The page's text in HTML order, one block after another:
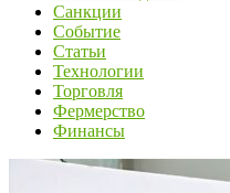
Санкции
Событие
Статьи
Технологии
Торговля
Фермерство
Финансы